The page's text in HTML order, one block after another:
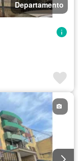
Departamento